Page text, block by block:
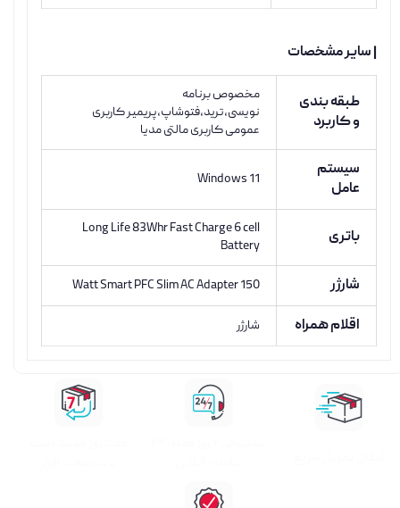
| سایر مشخصات
طبقه بندی
و کاربرد
مخصوص برنامه
نویسی،ترید،فتوشاپ،پریمیر کاربری
عمومی کاربری مالتی مدیا
سیستم
عامل
Windows 11
باتری
Long Life 83Whr Fast Charge 6 cell
Battery
شارژر 150 Watt Smart PFC Slim AC Adapter
اقلام همراه شارژر